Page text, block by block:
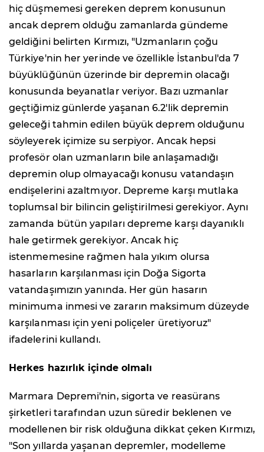
hiç düşmemesi gereken deprem konusunun
ancak deprem olduğu zamanlarda gündeme
geldiğini belirten Kırmızı, "Uzmanların çoğu
Türkiye'nin her yerinde ve özellikle İstanbul'da 7
büyüklüğünün üzerinde bir depremin olacağı
konusunda beyanatlar veriyor. Bazı uzmanlar
geçtiğimiz günlerde yaşanan 6.2'lik depremin
geleceği tahmin edilen büyük deprem olduğunu
söyleyerek içimize su serpiyor. Ancak hepsi
profesör olan uzmanların bile anlaşamadığı
depremin olup olmayacağı konusu vatandaşın
endişelerini azaltmıyor. Depreme karşı mutlaka
toplumsal bir bilincin geliştirilmesi gerekiyor. Aynı
zamanda bütün yapıları depreme karşı dayanıklı
hale getirmek gerekiyor. Ancak hiç
istenmemesine rağmen hala yıkım olursa
hasarların karşılanması için Doğa Sigorta
vatandaşımızın yanında. Her gün hasarın
minimuma inmesi ve zararın maksimum düzeyde
karşılanması için yeni poliçeler üretiyoruz"
ifadelerini kullandı.
Herkes hazırlık içinde olmalı
Marmara Depremi'nin, sigorta ve reasürans
şirketleri tarafından uzun süredir beklenen ve
modellenen bir risk olduğuna dikkat çeken Kırmızı,
"Son yıllarda yaşanan depremler, modelleme